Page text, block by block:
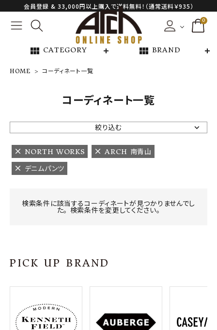
会員登録 & 33,000円以上購入で送料無料！（通常送料￥935）
0
view_module CATEGORY view_module BRAND
NEW ARRIVAL
ARCH EXCLUSIVE
BRAND
CATEGORY
プライバシーポリシー
特定商取引法について
お問い合わせ
HOME コーディネート一覧
コーディネート一覧
絞り込む
NORTH WORKS
ARCH 南青山
デニムパンツ
検索条件に該当するコーディネートが見つかりませんでし
た。 検索条件を変更してください。
PICK UP BRAND